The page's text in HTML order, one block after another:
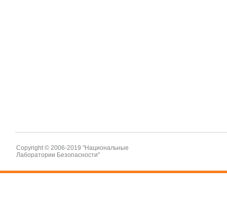
Copyright © 2006-2019 "Национальные
Лаборатории Безопасности"